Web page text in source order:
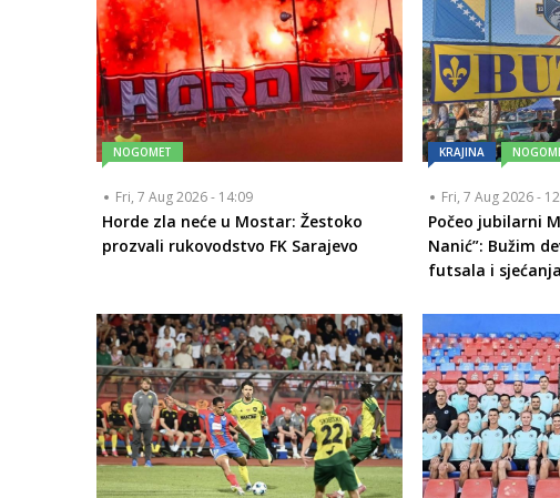
NOGOMET
Fri, 7 Aug 2026 - 14:09
Horde zla neće u Mostar: Žestoko
prozvali rukovodstvo FK Sarajevo
KRAJINA
Fri, 7 Aug 2026 -
Počeo jubilarni
Nanić”: Bužim
futsala i